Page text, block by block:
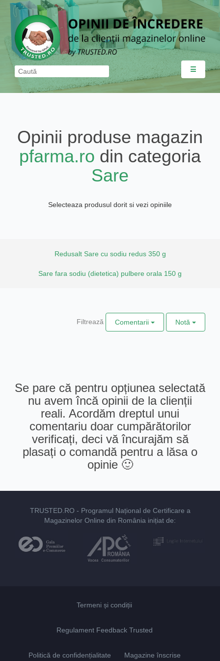
☰
Opinii produse magazin
pfarma.ro din categoria
Sare
Selecteaza produsul dorit si vezi opiniile
Redusalt Sare cu sodiu redus 350 g
Sare fara sodiu (dietetica) pulbere orala 150 g
Filtrează Comentarii Notă
Se pare că pentru opțiunea selectată
nu avem încă opinii de la clienții
reali. Acordăm dreptul unui
comentariu doar cumpărătorilor
verificați, deci vă încurajăm să
plasați o comandă pentru a lăsa o
opinie 🙂
TRUSTED.RO - Programul Național de Certificare a
Magazinelor Online din România inițiat de:
Termeni și condiții
Regulament Feedback Trusted
Politică de confidențialitate Magazine înscrise